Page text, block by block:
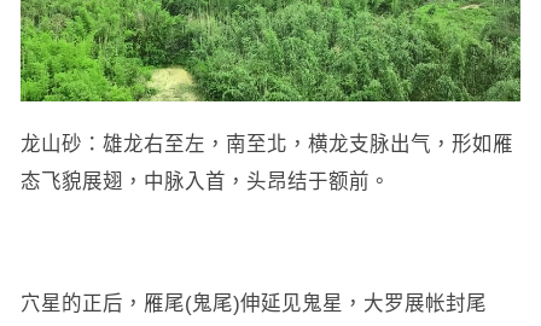
龙山砂：雄龙右至左，南至北，横龙支脉出气，形如雁
态飞貌展翅，中脉入首，头昂结于额前。
穴星的正后，雁尾(鬼尾)伸延见鬼星，大罗展帐封尾